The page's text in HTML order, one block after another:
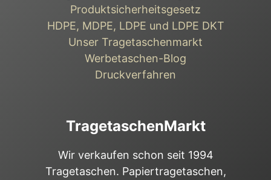
TragetaschenMarkt
Wir verkaufen schon seit 1994
Tragetaschen. Papiertragetaschen,
Produktsicherheitsgesetz
HDPE, MDPE, LDPE und LDPE DKT
Unser Tragetaschenmarkt
Werbetaschen-Blog
Druckverfahren